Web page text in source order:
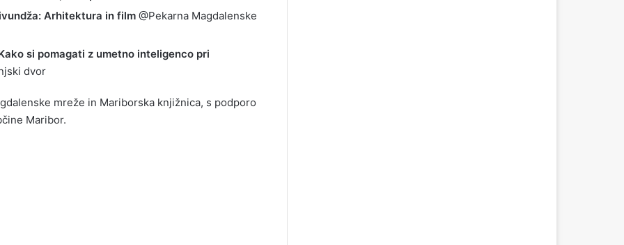
Arhitektura in film @Pekarna Magdalenske
si pomagati z umetno inteligenco pri
dvor
mreže in Mariborska knjižnica, s podporo
Maribor.